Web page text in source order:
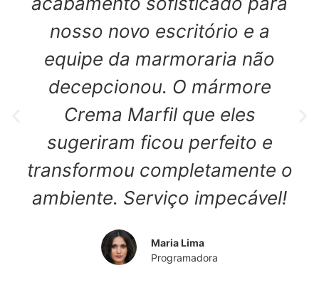
nosso novo escritório e a
equipe da marmoraria não
decepcionou. O mármore
Crema Marfil que eles
sugeriram ficou perfeito e
transformou completamente o
ambiente. Serviço impecável!
Maria Lima
Programadora